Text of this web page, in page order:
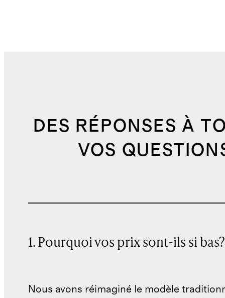
DES RÉPONSES À
VOS
1. Pourquoi vos prix sont-ils si bas?
Nous avons réimaginé le modèle